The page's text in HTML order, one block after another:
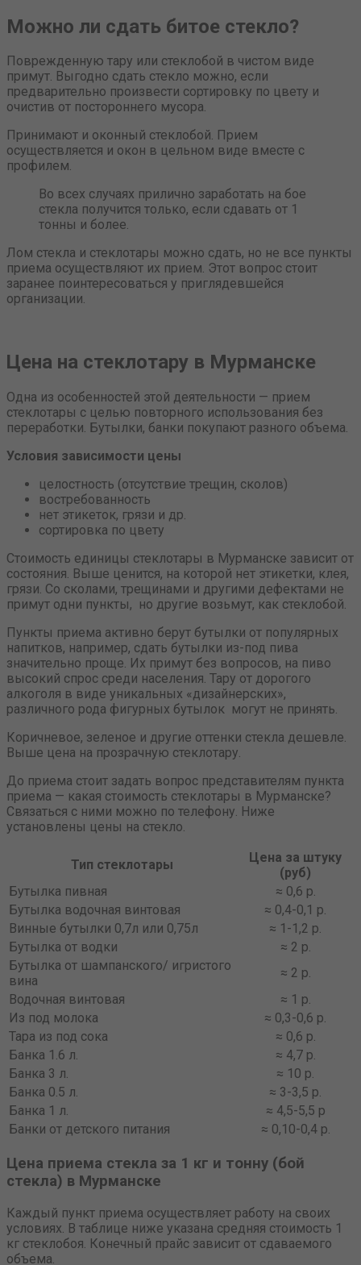
Можно ли сдать битое стекло?
Поврежденную тару или стеклобой в чистом виде
примут. Выгодно сдать стекло можно, если
предварительно произвести сортировку по цвету и
очистив от постороннего мусора.
Принимают и оконный стеклобой. Прием
осуществляется и окон в цельном виде вместе с
профилем.
Во всех случаях прилично заработать на бое
стекла получится только, если сдавать от 1
тонны и более.
Лом стекла и стеклотары можно сдать, но не все пункты
приема осуществляют их прием. Этот вопрос стоит
заранее поинтересоваться у приглядевшейся
организации.
Цена на стеклотару в Мурманске
Одна из особенностей этой деятельности — прием
стеклотары с целью повторного использования без
переработки. Бутылки, банки покупают разного объема.
Условия зависимости цены
целостность (отсутствие трещин, сколов)
востребованность
нет этикеток, грязи и др.
сортировка по цвету
Стоимость единицы стеклотары в Мурманске зависит от
состояния. Выше ценится, на которой нет этикетки, клея,
грязи. Со сколами, трещинами и другими дефектами не
примут одни пункты, но другие возьмут, как стеклобой.
Пункты приема активно берут бутылки от популярных
напитков, например, сдать бутылки из-под пива
значительно проще. Их примут без вопросов, на пиво
высокий спрос среди населения. Тару от дорогого
алкоголя в виде уникальных «дизайнерских»,
различного рода фигурных бутылок могут не принять.
Коричневое, зеленое и другие оттенки стекла дешевле.
Выше цена на прозрачную стеклотару.
До приема стоит задать вопрос представителям пункта
приема — какая стоимость стеклотары в Мурманске?
Связаться с ними можно по телефону. Ниже
установлены цены на стекло.
Тип стеклотары
Цена за штуку
(руб)
Бутылка пивная
≈ 0,6 р.
Бутылка водочная винтовая
≈ 0,4-0,1 р.
Винные бутылки 0,7л или 0,75л
≈ 1-1,2 р.
Бутылка от водки
≈ 2 р.
Бутылка от шампанского/ игристого
вина
≈ 2 р.
Водочная винтовая
≈ 1 р.
Из под молока
≈ 0,3-0,6 р.
Тара из под сока
≈ 0,6 р.
Банка 1.6 л.
≈ 4,7 р.
Банка 3 л.
≈ 10 р.
Банка 0.5 л.
≈ 3-3,5 р.
Банка 1 л.
≈ 4,5-5,5 р
Банки от детского питания
≈ 0,10-0,4 р.
Цена приема стекла за 1 кг и тонну (бой
стекла) в Мурманске
Каждый пункт приема осуществляет работу на своих
условиях. В таблице ниже указана средняя стоимость 1
кг стеклобоя. Конечный прайс зависит от сдаваемого
объема.